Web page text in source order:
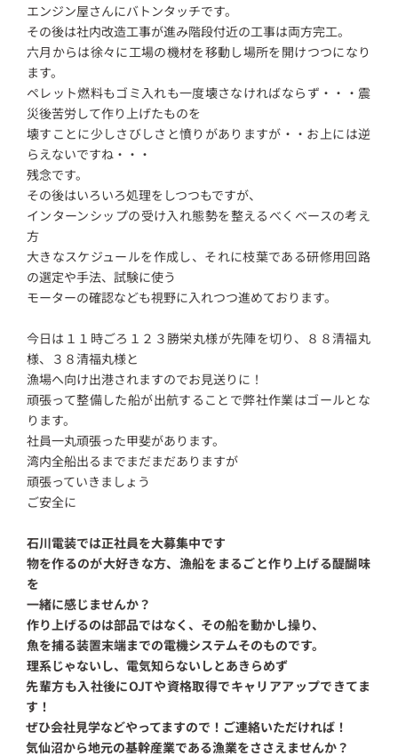
エンジン屋さんにバトンタッチです。
その後は社内改造工事が進み階段付近の工事は両方完工。
六月からは徐々に工場の機材を移動し場所を開けつつになり
ます。
ペレット燃料もゴミ入れも一度壊さなければならず・・・震
災後苦労して作り上げたものを
壊すことに少しさびしさと憤りがありますが・・お上には逆
らえないですね・・・
残念です。
その後はいろいろ処理をしつつもですが、
インターンシップの受け入れ態勢を整えるべくベースの考え
方
大きなスケジュールを作成し、それに枝葉である研修用回路
の選定や手法、試験に使う
モーターの確認なども視野に入れつつ進めております。
今日は１１時ごろ１２３勝栄丸様が先陣を切り、８８清福丸
様、３８清福丸様と
漁場へ向け出港されますのでお見送りに！
頑張って整備した船が出航することで弊社作業はゴールとな
ります。
社員一丸頑張った甲斐があります。
湾内全船出るまでまだまだありますが
頑張っていきましょう
ご安全に
石川電装では正社員を大募集中です
物を作るのが大好きな方、漁船をまるごと作り上げる醍醐味
を
一緒に感じませんか？
作り上げるのは部品ではなく、その船を動かし操り、
魚を捕る装置末端までの電機システムそのものです。
理系じゃないし、電気知らないしとあきらめず
先輩方も入社後にOJTや資格取得でキャリアアップできてま
す！
ぜひ会社見学などやってますので！ご連絡いただければ！
気仙沼から地元の基幹産業である漁業をささえませんか？